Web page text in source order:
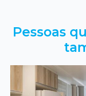
Pessoas